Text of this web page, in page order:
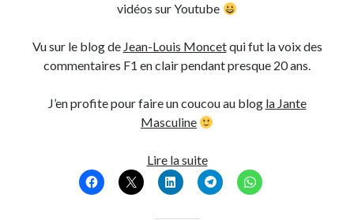
Comment j’ai opéré ma vélorution toute
Entretien ménagerdansT’as vu quoi ? #52
C’était pas mieux avant… à Lyon
dansComment j’ai opéré ma vélorution toute personnelle
Renaud Ducherdans
Comment j’ai opéré ma vélorution toute
vidéos sur Youtube
Vu sur le blog de Jean-Louis Moncetqui fut la voix des
commentaires F1 en clair pendant presque 20 ans.
J’en profite pour faire un coucou au blog la Jante
Masculine
Lire la suiteTooned
50
: